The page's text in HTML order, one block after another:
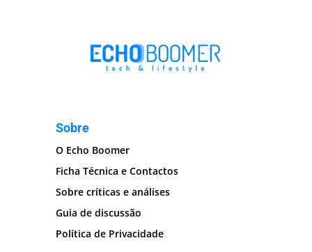
Sobre
O Echo Boomer
Ficha Técnica e Contactos
Sobre críticas e análises
Guia de discussão
Política de Privacidade